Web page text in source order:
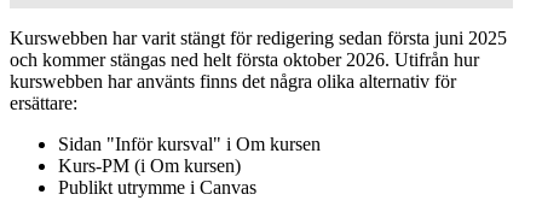
Kurswebben har varit stängt för redigering sedan första juni 2025
och kommer stängas ned helt första oktober 2026. Utifrån hur
kurswebben har använts finns det några olika alternativ för
ersättare:
Sidan "Inför kursval" i Om kursen
Kurs-PM (i Om kursen)
Publikt utrymme i Canvas